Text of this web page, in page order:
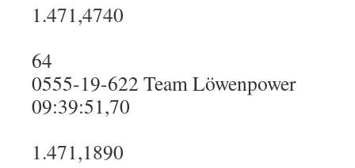
1.471,4740
64
0555-19-622 Team Löwenpower
09:39:51,70
1.471,1890